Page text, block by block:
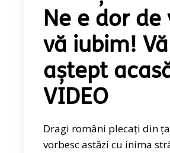
Ne e dor de
vă iubim! Vă
aștept
VIDEO
Dragi români plecați din
vorbesc astăzi cu inima